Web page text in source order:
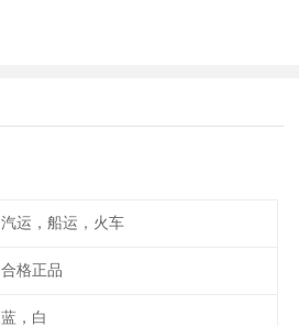
汽运，船运，火车
合格正品
蓝，白